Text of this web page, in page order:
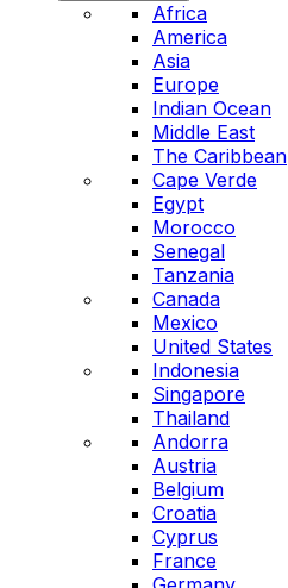
Africa
America
Asia
Europe
Indian Ocean
Middle East
The Caribbean
Cape Verde
Egypt
Morocco
Senegal
Tanzania
Canada
Mexico
United States
Indonesia
Singapore
Thailand
Andorra
Austria
Belgium
Croatia
Cyprus
France